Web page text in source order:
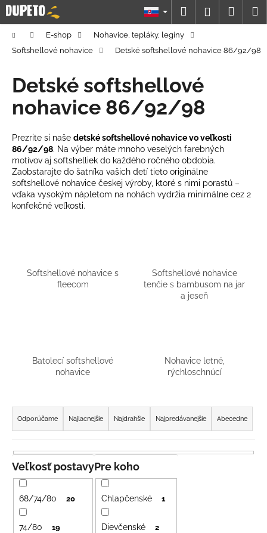
Prejsť
na
obsah
Hľadať
DomovE-shop
Nohavice, tepláky, legíny
Softshellové nohavice
Detské softshellové nohavice 86/92/98
Detské softshellové
nohavice 86/92/98
Prezrite si naše detské softshellové nohavice vo veľkosti
86/92/98. Na výber máte mnoho veselých farebných
motívov aj softshelliek do každého ročného obdobia.
Zaobstarajte do šatníka vašich detí tieto originálne
softshellové nohavice českej výroby, ktoré s nimi porastú –
vďaka vysokým nápletom na nohách vydržia minimálne cez 2
konfekčné veľkosti.
Softshellové nohavice s
fleecom
Softshellové nohavice
tenčie s bambusom na jar
a jeseň
Batolecí softshellové
nohavice
Nohavice letné,
rýchloschnúcí
R
a
d
e
n
i
e
p
Odporúčame Najlacnejšie Najdrahšie Najpredávanejšie Abecedne
Pre koho
Chlapčenské 1
Dievčenské 2
Veľkosť postavy
68/74/80 20
74/80 19
K
o
o
p
o
r
e
b
u
j
HĽADAŤ
O
d
p